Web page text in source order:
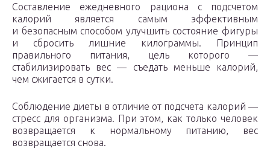
Составление ежедневного рациона с подсчетом
калорий является самым эффективным
и безопасным способом улучшить состояние фигуры
и сбросить лишние килограммы. Принцип
правильного питания, цель которого —
стабилизировать вес — съедать меньше калорий,
чем сжигается в сутки.
Соблюдение диеты в отличие от подсчета калорий —
стресс для организма. При этом, как только человек
возвращается к нормальному питанию, вес
возвращается снова.